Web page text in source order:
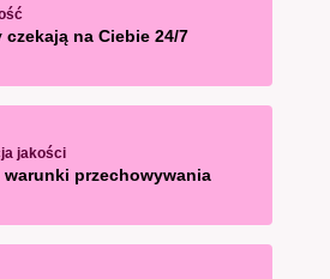
czekają na Ciebie 24/7
jakości
warunki przechowywania